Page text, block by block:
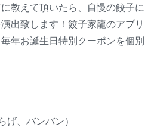
教えて頂いたら、自慢の餃子に
出致します！餃子家龍のアプリ
年お誕生日特別クーポンを個別
げ、バンバン）